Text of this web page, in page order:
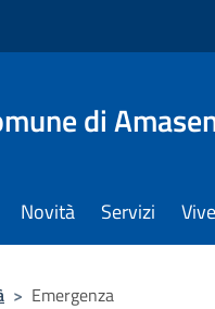
di
Novità Servizi
> Emergenza